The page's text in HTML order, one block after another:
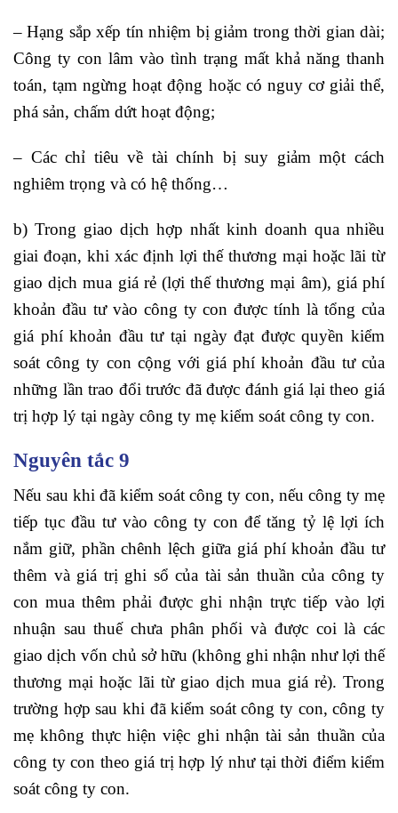
– Hạng sắp xếp tín nhiệm bị giảm trong thời gian dài;
Công ty con lâm vào tình trạng mất khả năng thanh
toán, tạm ngừng hoạt động hoặc có nguy cơ giải thể,
phá sản, chấm dứt hoạt động;
– Các chỉ tiêu về tài chính bị suy giảm một cách
nghiêm trọng và có hệ thống…
b) Trong giao dịch hợp nhất kinh doanh qua nhiều
giai đoạn, khi xác định lợi thế thương mại hoặc lãi từ
giao dịch mua giá rẻ (lợi thế thương mại âm), giá phí
khoản đầu tư vào công ty con được tính là tổng của
giá phí khoản đầu tư tại ngày đạt được quyền kiểm
soát công ty con cộng với giá phí khoản đầu tư của
những lần trao đổi trước đã được đánh giá lại theo giá
trị hợp lý tại ngày công ty mẹ kiểm soát công ty con.
Nguyên tắc 9
Nếu sau khi đã kiểm soát công ty con, nếu công ty mẹ
tiếp tục đầu tư vào công ty con để tăng tỷ lệ lợi ích
nắm giữ, phần chênh lệch giữa giá phí khoản đầu tư
thêm và giá trị ghi sổ của tài sản thuần của công ty
con mua thêm phải được ghi nhận trực tiếp vào lợi
nhuận sau thuế chưa phân phối và được coi là các
giao dịch vốn chủ sở hữu (không ghi nhận như lợi thế
thương mại hoặc lãi từ giao dịch mua giá rẻ). Trong
trường hợp sau khi đã kiểm soát công ty con, công ty
mẹ không thực hiện việc ghi nhận tài sản thuần của
công ty con theo giá trị hợp lý như tại thời điểm kiểm
soát công ty con.